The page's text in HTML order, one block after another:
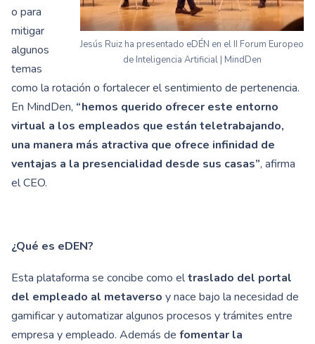
Jesús Ruiz ha presentado eDÉN en el II Forum Europeo
de Inteligencia Artificial | MindDen
o para
mitigar
algunos
temas
como la rotación o fortalecer el sentimiento de pertenencia.
En MindDen, “hemos querido ofrecer este entorno
virtual a los empleados que están teletrabajando,
una manera más atractiva que ofrece infinidad de
ventajas a la presencialidad desde sus casas”, afirma
el CEO.
¿Qué es eDEN?
Esta plataforma se concibe como eltraslado del portal
del empleado al metaverso y nace bajo la necesidad de
gamificar y automatizar algunos procesos y trámites entre
empresa y empleado. Además de fomentar la